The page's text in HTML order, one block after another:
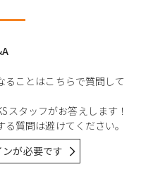
ことはこちらで質問して
スタッフがお答えします！
質問は避けてください。
が必要です